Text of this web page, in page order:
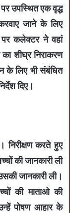
उपस्थित एक वृद्ध
जाने के लिए
कलेक्टर ने वहां
शीघ्र निराकरण
के लिए भी संबंधित
दिए।
निरीक्षण करते हुए
की जानकारी ली
जानकारी ली।
की माताओ की
पोषण आहार के